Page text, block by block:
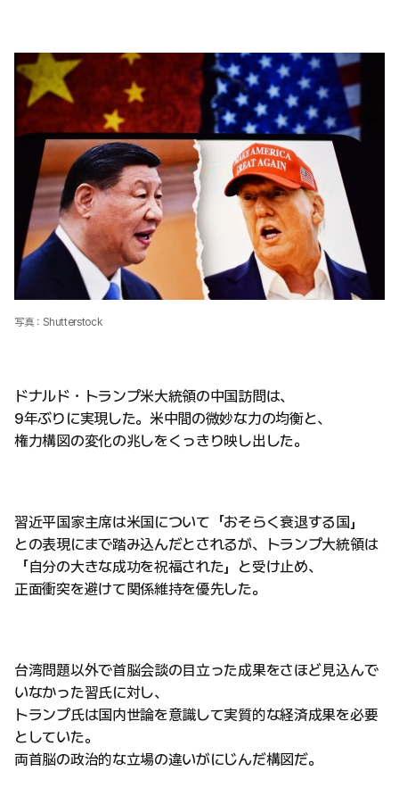
写真：Shutterstock
ドナルド・トランプ米大統領の中国訪問は、
9年ぶりに実現した。米中間の微妙な力の均衡と、
権力構図の変化の兆しをくっきり映し出した。
習近平国家主席は米国について「おそらく衰退する国」
との表現にまで踏み込んだとされるが、トランプ大統領は
「自分の大きな成功を祝福された」と受け止め、
正面衝突を避けて関係維持を優先した。
台湾問題以外で首脳会談の目立った成果をさほど見込んで
いなかった習氏に対し、
トランプ氏は国内世論を意識して実質的な経済成果を必要
としていた。
両首脳の政治的な立場の違いがにじんだ構図だ。